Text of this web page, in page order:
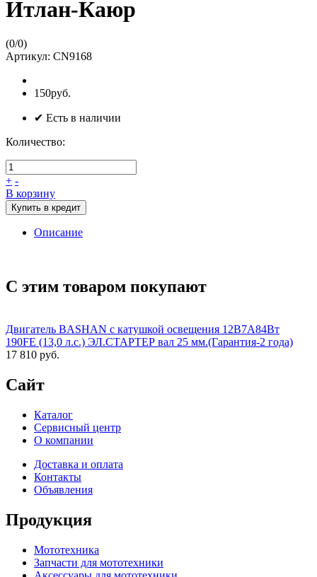
Итлан-Каюр
(0/0)
Артикул: CN9168
150руб.
✔ Есть в наличии
Количество:
+ -
В корзину
Купить в кредит
Описание
С этим товаром покупают
Двигатель BASHAN с катушкой освещения 12В7А84Вт
190FE (13,0 л.с.) ЭЛ.СТАРТЕР вал 25 мм.(Гарантия-2 года)
17 810 руб.
Сайт
Каталог
Сервисный центр
О компании
Доставка и оплата
Контакты
Объявления
Продукция
Мототехника
Запчасти для мототехники